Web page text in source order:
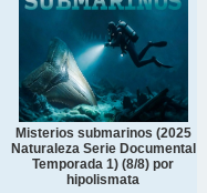
Misterios submarinos (2025
Naturaleza Serie Documental
Temporada 1) (8/8) por
hipolismata